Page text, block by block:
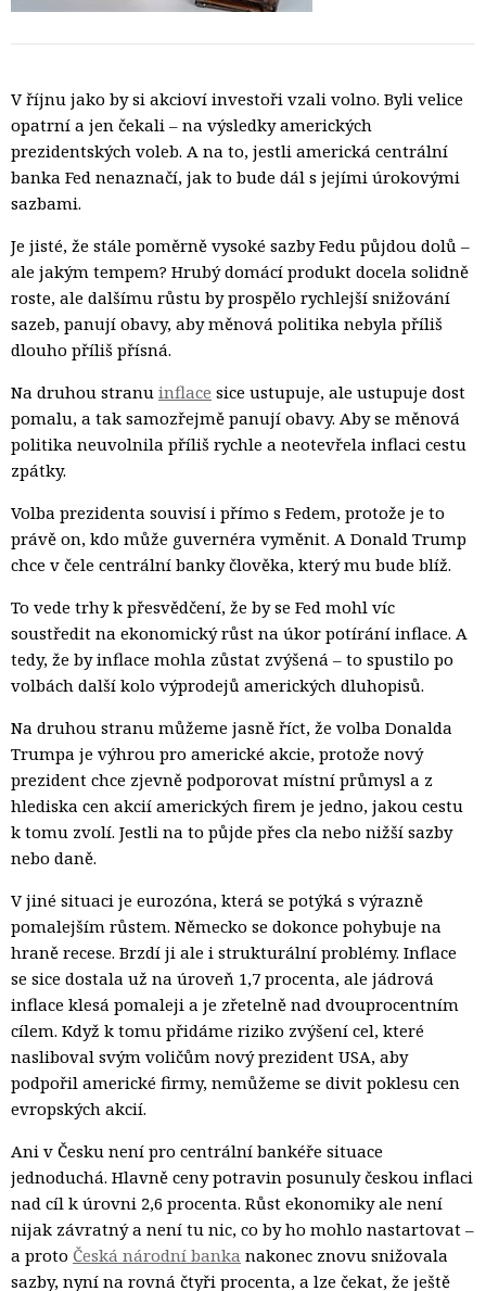
V říjnu jako by si akcioví investoři vzali volno. Byli velice
opatrní a jen čekali – na výsledky amerických
prezidentských voleb. A na to, jestli americká centrální
banka Fed nenaznačí, jak to bude dál s jejími úrokovými
sazbami.
Je jisté, že stále poměrně vysoké sazby Fedu půjdou dolů –
ale jakým tempem? Hrubý domácí produkt docela solidně
roste, ale dalšímu růstu by prospělo rychlejší snižování
sazeb, panují obavy, aby měnová politika nebyla příliš
dlouho příliš přísná.
Na druhou stranu inflace sice ustupuje, ale ustupuje dost
pomalu, a tak samozřejmě panují obavy. Aby se měnová
politika neuvolnila příliš rychle a neotevřela inflaci cestu
zpátky.
Volba prezidenta souvisí i přímo s Fedem, protože je to
právě on, kdo může guvernéra vyměnit. A Donald Trump
chce v čele centrální banky člověka, který mu bude blíž.
To vede trhy k přesvědčení, že by se Fed mohl víc
soustředit na ekonomický růst na úkor potírání inflace. A
tedy, že by inflace mohla zůstat zvýšená – to spustilo po
volbách další kolo výprodejů amerických dluhopisů.
Na druhou stranu můžeme jasně říct, že volba Donalda
Trumpa je výhrou pro americké akcie, protože nový
prezident chce zjevně podporovat místní průmysl a z
hlediska cen akcií amerických firem je jedno, jakou cestu
k tomu zvolí. Jestli na to půjde přes cla nebo nižší sazby
nebo daně.
V jiné situaci je eurozóna, která se potýká s výrazně
pomalejším růstem. Německo se dokonce pohybuje na
hraně recese. Brzdí ji ale i strukturální problémy. Inflace
se sice dostala už na úroveň 1,7 procenta, ale jádrová
inflace klesá pomaleji a je zřetelně nad dvouprocentním
cílem. Když k tomu přidáme riziko zvýšení cel, které
nasliboval svým voličům nový prezident USA, aby
podpořil americké firmy, nemůžeme se divit poklesu cen
evropských akcií.
Ani v Česku není pro centrální bankéře situace
jednoduchá. Hlavně ceny potravin posunuly českou inflaci
nad cíl k úrovni 2,6 procenta. Růst ekonomiky ale není
nijak závratný a není tu nic, co by ho mohlo nastartovat –
a proto Česká národní banka nakonec znovu snižovala
sazby, nyní na rovná čtyři procenta, a lze čekat, že ještě